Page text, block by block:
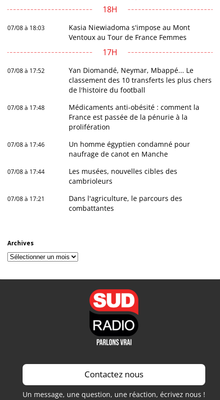
18H
07/08 à 18:03
Kasia Niewiadoma s'impose au Mont
Ventoux au Tour de France Femmes
17H
07/08 à 17:52
Yan Diomandé, Neymar, Mbappé... Le
classement des 10 transferts les plus chers
de l'histoire du football
07/08 à 17:48
Médicaments anti-obésité : comment la
France est passée de la pénurie à la
prolifération
07/08 à 17:46
Un homme égyptien condamné pour
naufrage de canot en Manche
07/08 à 17:44
Les musées, nouvelles cibles des
cambrioleurs
07/08 à 17:21
Dans l'agriculture, le parcours des
combattantes
Archives
Archives
Contactez nous
Un message, une question, une réaction, écrivez nous !